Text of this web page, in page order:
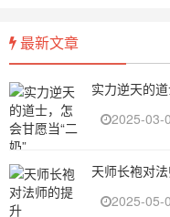
最新文章
实力逆天的
2025-03-
天师长袍对
2025-05-